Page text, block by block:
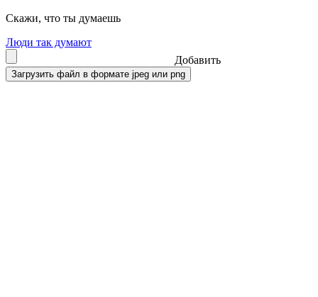
Скажи, что ты думаешь
Люди так думают
Добавить